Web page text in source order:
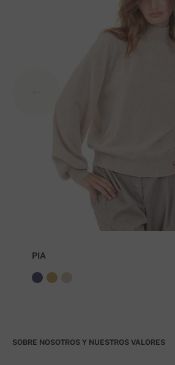
PIA
SOBRE NOSOTROS Y NUESTROS VALORES